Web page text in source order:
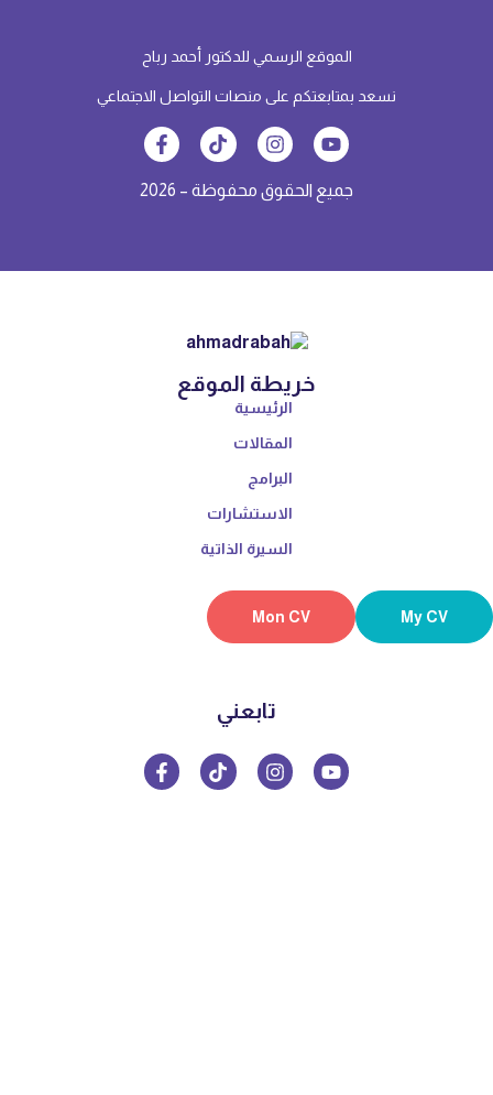
الموقع الرسمي للدكتور أحمد رباح
نسعد بمتابعتكم على منصات التواصل الاجتماعي
جميع الحقوق محفوظة – 2026
خريطة الموقع
الرئيسية
المقالات
البرامج
الاستشارات
السيرة الذاتية
My CV
Mon CV
تابعني